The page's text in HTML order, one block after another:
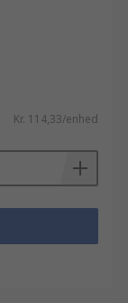
Kr. 114,33/enhed